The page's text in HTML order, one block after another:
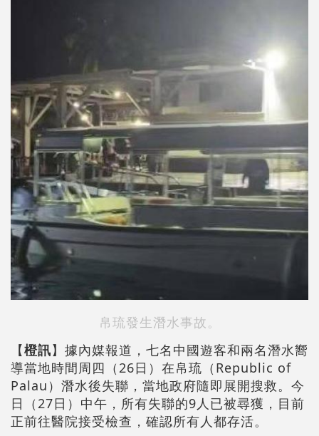
帛琉發生潛水事故。
【橙訊】據內媒報道，七名中國遊客和兩名潛水嚮
導當地時間周四（26日）在帛琉（Republic of
Palau）潛水後失聯，當地政府隨即展開搜救。今
日（27日）中午，所有失聯的9人已被尋獲，目前
正前往醫院接受檢查，確認所有人都存活。